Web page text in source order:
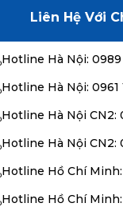
Liên Hệ Với
Hotline Hà Nội: 0989
Hotline Hà Nội: 0961
Hotline Hà Nội CN2:
Hotline Hà Nội CN2:
Hotline Hồ Chí
Hotline Hồ Chí Minh: